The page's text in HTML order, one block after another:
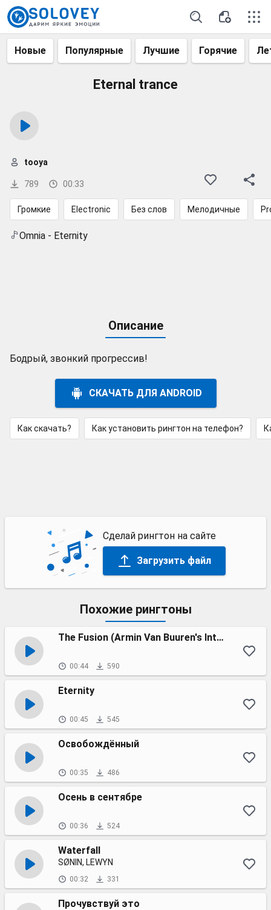
Новые Популярные Лучшие Горячие
Eternal trance
789 00:33
tooya
Громкие Electronic Без слов Мелодичные
Omnia - Eternity
Описание
Бодрый, звонкий прогрессив!
СКАЧАТЬ ДЛЯ ANDROID
Как скачать? Как установить рингтон на телефон?
Сделай рингтон на сайте
Загрузить файл
Похожие рингтоны
The Fusion (Armin Van Buuren's Intro Edit)
00:44 590
Eternity
00:45 545
Освобождённый
00:35 486
Осень в сентябре
00:36 524
Waterfall
SØNIN, LEWYN
00:32 331
Прочувствуй это